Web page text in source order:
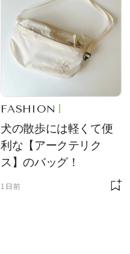
FASHION
犬の散歩には軽くて便
利な【アークテリク
ス】のバッグ！
1日前